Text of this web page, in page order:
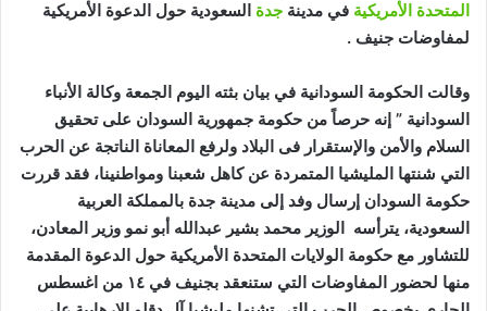
المتحدة الأمريكية في مدينة جدة السعودية حول الدعوة الأمريكية
لمفاوضات جنيف .
وقالت الحكومة السودانية في بيان بثته اليوم الجمعة وكالة الأنباء
السودانية ” إنه حرصاً من حكومة جمهورية السودان على تحقيق
السلام والأمن والإستقرار فى البلاد ولرفع المعاناة الناتجة عن الحرب
التي شنتها المليشيا المتمردة عن كاهل شعبنا ومواطنينا، فقد قررت
حكومة السودان إرسال وفد إلى مدينة جدة بالمملكة العربية
السعودية، يترأسه الوزير محمد بشير عبدالله أبو نمو وزير المعادن،
للتشاور مع حكومة الولايات المتحدة الأمريكية حول الدعوة المقدمة
منها لحضور المفاوضات التي ستنعقد بجنيف في ١٤ من اغسطس